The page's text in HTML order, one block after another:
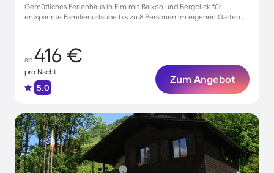
Gemütliches Ferienhaus in Elm mit Balkon und Bergblick für
entspannte Familienurlaube bis zu 8 Personen im eigenen Garten
ab 416 €
pro Nacht
5.0
Zum Angebot